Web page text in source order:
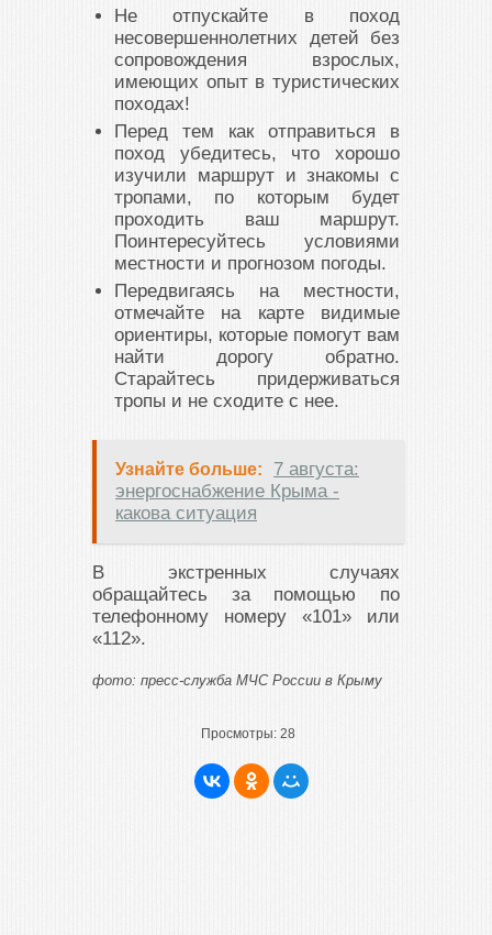
Не отпускайте в поход
несовершеннолетних детей без
сопровождения взрослых,
имеющих опыт в туристических
походах!
Перед тем как отправиться в
поход убедитесь, что хорошо
изучили маршрут и знакомы с
тропами, по которым будет
проходить ваш маршрут.
Поинтересуйтесь условиями
местности и прогнозом погоды.
Передвигаясь на местности,
отмечайте на карте видимые
ориентиры, которые помогут вам
найти дорогу обратно.
Старайтесь придерживаться
тропы и не сходите с нее.
Узнайте больше:
7 августа:
энергоснабжение Крыма -
какова ситуация
В экстренных случаях
обращайтесь за помощью по
телефонному номеру «101» или
«112».
фото: пресс-служба МЧС России в Крыму
Просмотры: 28